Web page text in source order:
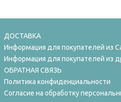
ДОСТАВКА
Информация для покупателей из
Информация для покупателей из
ОБРАТНАЯ СВЯЗЬ
Политика конфиденциальности
Согласие на обработку